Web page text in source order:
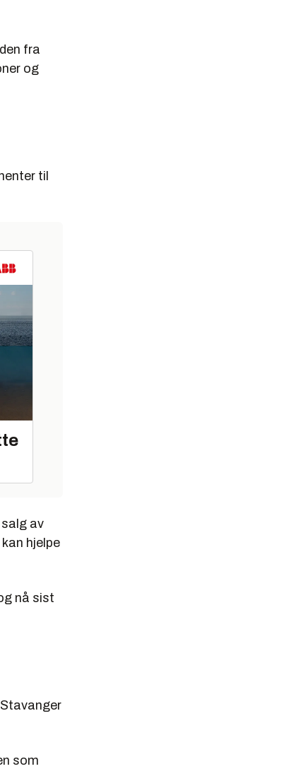
fra
og
til
av
hjelpe
nå sist
som